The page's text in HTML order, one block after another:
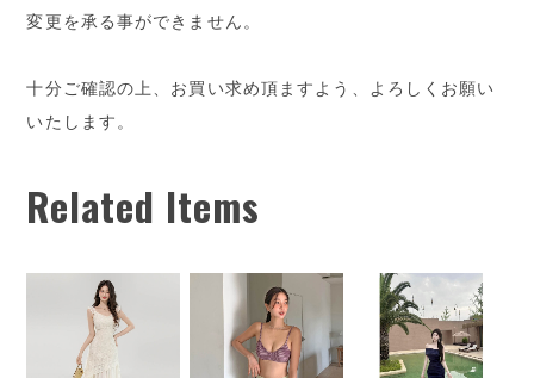
変更を承る事ができません。
十分ご確認の上、お買い求め頂ますよう、よろしくお願い
いたします。
Related Items